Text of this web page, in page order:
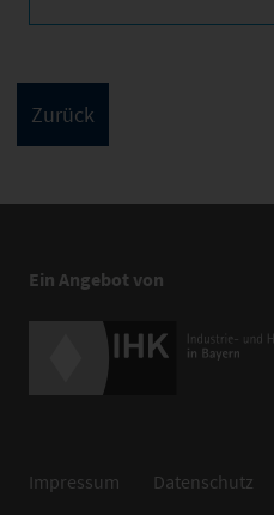
Ein Angebot von
Impressum Datenschutz